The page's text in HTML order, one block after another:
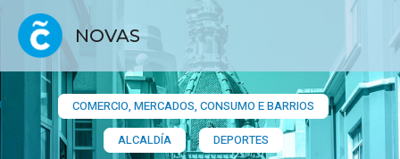
NOVAS
COMERCIO, MERCADOS, CONSUMO E BARRIOS​
ALCALDÍA
DEPORTES